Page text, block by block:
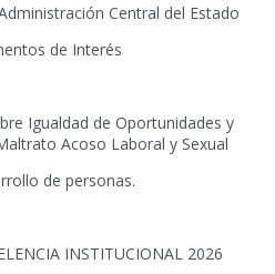
Central del Estado
de Interés
Igualdad de Oportunidades y
Acoso Laboral y Sexual
de personas.
INSTITUCIONAL 2026